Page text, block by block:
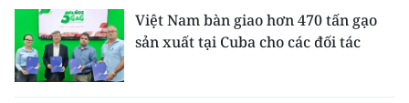
Việt Nam bàn giao hơn 470 tấn gạo
sản xuất tại Cuba cho các đối tác